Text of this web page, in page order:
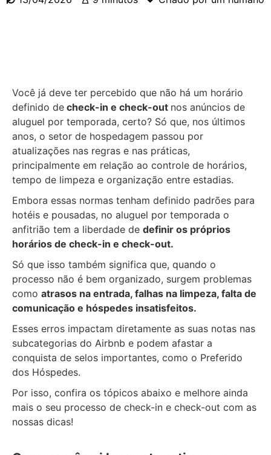
Você já deve ter percebido que não há um horário
definido de check-in e check-out nos anúncios de
aluguel por temporada, certo? Só que, nos últimos
anos, o setor de hospedagem passou por
atualizações nas regras e nas práticas,
principalmente em relação ao controle de horários,
tempo de limpeza e organização entre estadias.
Embora essas normas tenham definido padrões para
hotéis e pousadas, no aluguel por temporada o
anfitrião tem a liberdade de definir os próprios
horários de check-in e check-out.
Só que isso também significa que, quando o
processo não é bem organizado, surgem problemas
como atrasos na entrada, falhas na limpeza, falta de
comunicação e hóspedes insatisfeitos.
Esses erros impactam diretamente as suas notas nas
subcategorias do Airbnb e podem afastar a
conquista de selos importantes, como o Preferido
dos Hóspedes.
Por isso, confira os tópicos abaixo e melhore ainda
mais o seu processo de check-in e check-out com as
nossas dicas!